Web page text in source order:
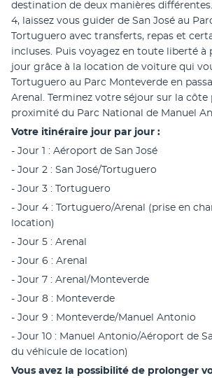
destination de deux manières
4, laissez vous guider de San José au
Tortuguero avec transferts, repas et
incluses. Puis voyagez en toute liberté à
jour grâce à la location de voiture qui
Tortuguero au Parc Monteverde en
Arenal. Terminez votre séjour sur la côte
proximité du Parc National de Manuel
Votre itinéraire jour par jour :
- Jour 1 : Aéroport de San José
- Jour 2 : San José/Tortuguero
- Jour 3 : Tortuguero
- Jour 4 : Tortuguero/Arenal (prise en
location)
- Jour 5 : Arenal
- Jour 6 : Arenal
- Jour 7 : Arenal/Monteverde
- Jour 8 : Monteverde
- Jour 9 : Monteverde/Manuel Antonio
- Jour 10 : Manuel Antonio/Aéroport de
du véhicule de location)
Vous avez la possibilité de prolonger